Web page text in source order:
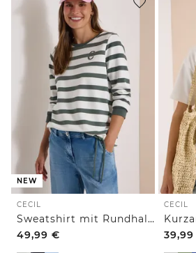
NEW
CECIL
Sweatshirt mit Rundhals und Tunnelzug
49,99 €
CECIL
39,99